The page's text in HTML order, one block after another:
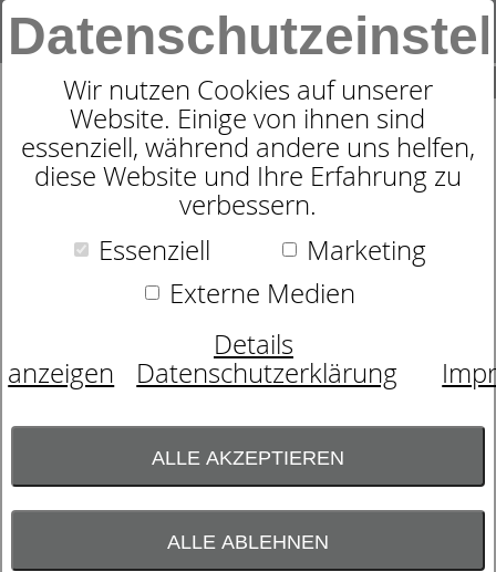
Wir nutzen Cookies auf unserer
Website. Einige von ihnen sind
essenziell, während andere uns helfen,
diese Website und Ihre Erfahrung zu
verbessern.
Essenziell
Marketing
Externe Medien
Details
anzeigen
Datenschutzerklärung
ALLE AKZEPTIEREN
ALLE ABLEHNEN
SUCHE
0
MOTORRAHMEN
DORMABELL INNOVA M3
MEMORY